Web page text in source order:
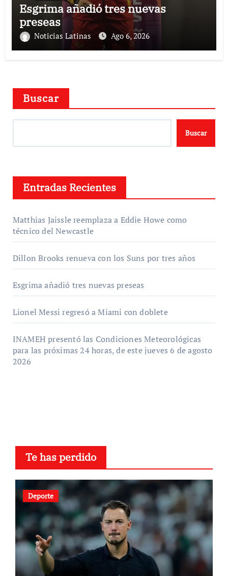
Esgrima añadió tres nuevas
preseas
Noticias Latinas Ago 6, 2026
Buscar
Buscar
Entradas Recientes
Matthias Jaissle reemplaza a Eddie Howe como
técnico del Newcastle
Dillon Brooks renueva con los Suns por tres años
Esgrima añadió tres nuevas preseas
Lionel Messi regresó a Miami con doblete
INAMEH presentó las Condiciones Meteorológicas
para las próximas 24 horas, de este jueves 6 de agosto
2026
Te has perdido
Deporte